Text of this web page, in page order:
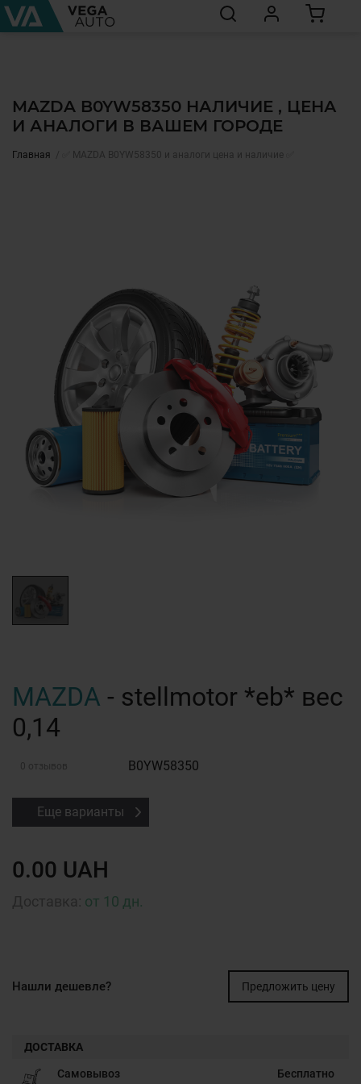
MAZDA B0YW58350 НАЛИЧИЕ , ЦЕНА
И АНАЛОГИ В ВАШЕМ ГОРОДЕ
Главная ✅ MAZDA B0YW58350 и аналоги цена и наличие ✅
MAZDA - stellmotor *eb* вес
0,14
0 отзывов B0YW58350
Еще варианты
0.00 UAH
от 10 дн.
Нашли дешевле? Предложить цену
ДОСТАВКА
Самовывоз Бесплатно